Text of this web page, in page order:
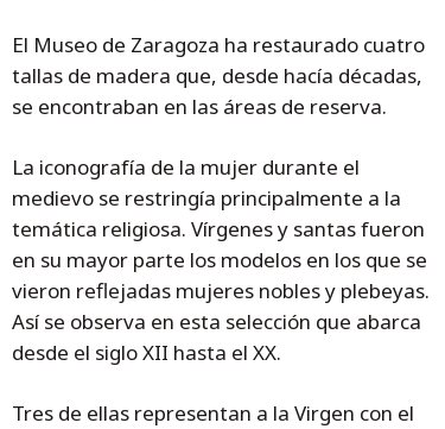
El Museo de Zaragoza ha restaurado cuatro
tallas de madera que, desde hacía décadas,
se encontraban en las áreas de reserva.
La iconografía de la mujer durante el
medievo se restringía principalmente a la
temática religiosa. Vírgenes y santas fueron
en su mayor parte los modelos en los que se
vieron reflejadas mujeres nobles y plebeyas.
Así se observa en esta selección que abarca
desde el siglo XII hasta el XX.
Tres de ellas representan a la Virgen con el